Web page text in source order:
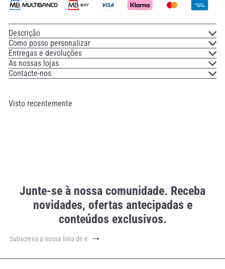
Descrição
Como posso personalizar
Entregas e devoluções
As nossas lojas
Contacte-nos
Visto recentemente
Junte-se à nossa comunidade. Receba
novidades, ofertas antecipadas e
conteúdos exclusivos.
Subscrever
Subscreva
nossa